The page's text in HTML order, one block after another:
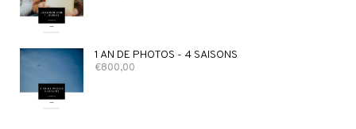
1 AN DE PHOTOS - 4 SAISONS
€800,00